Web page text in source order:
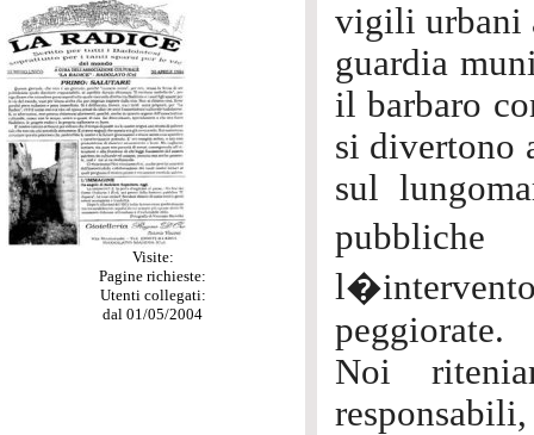
Visite:
Pagine richieste:
Utenti collegati:
dal 01/05/2004
vigili urbani
guardia
il barbaro
si divertono
sul
peggiorate.
Noi